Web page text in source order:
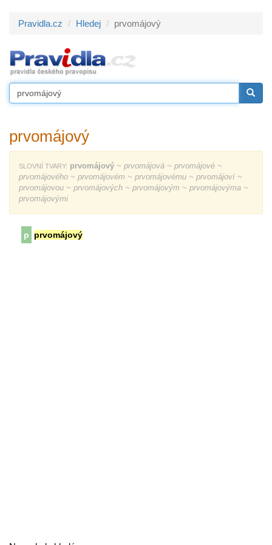
Pravidla.cz Hledej prvomájový
prvomájový
SLOVNÍ TVARY: prvomájový ~ prvomájová ~ prvomájové ~
prvomájového ~ prvomájovém ~ prvomájovému ~ prvomájoví ~
prvomájovou ~ prvomájových ~ prvomájovým ~ prvomájovýma ~
prvomájovými
p prvomájový